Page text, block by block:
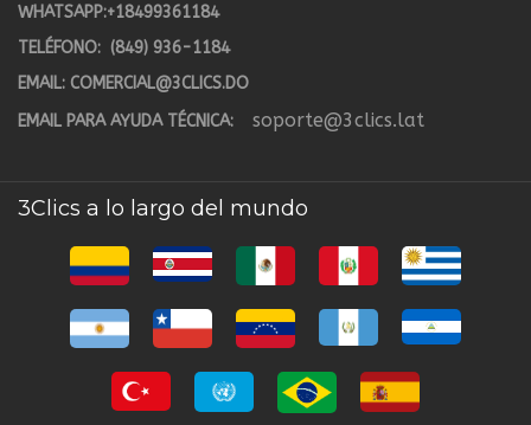
WHATSAPP:+18499361184
TELÉFONO: (849) 936-1184
EMAIL: COMERCIAL@3CLICS.DO
EMAIL PARA AYUDA TÉCNICA:
soporte@3clics.lat
3Clics a lo largo del mundo